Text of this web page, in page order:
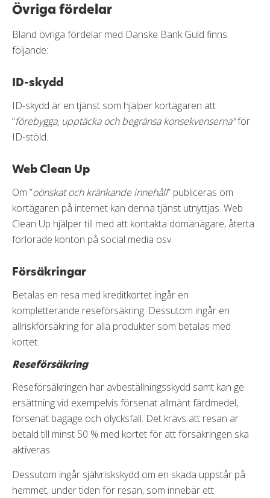
Övriga fördelar
Bland övriga fördelar med Danske Bank Guld finns
följande:
ID-skydd
ID-skydd är en tjänst som hjälper kortägaren att
”förebygga, upptäcka och begränsa konsekvenserna”för
ID-stöld.
Web Clean Up
Om ”oönskat och kränkande innehåll” publiceras om
kortägaren på internet kan denna tjänst utnyttjas. Web
Clean Up hjälper till med att kontakta domänägare, återta
förlorade konton på social media osv.
Försäkringar
Betalas en resa med kreditkortet ingår en
kompletterande reseförsäkring. Dessutom ingår en
allriskförsäkring för alla produkter som betalas med
kortet.
Reseförsäkring
Reseförsäkringen har avbeställningsskydd samt kan ge
ersättning vid exempelvis försenat allmänt färdmedel,
försenat bagage och olycksfall. Det krävs att resan är
betald till minst 50 % med kortet för att försäkringen ska
aktiveras.
Dessutom ingår självriskskydd om en skada uppstår på
hemmet, under tiden för resan, som innebär ett